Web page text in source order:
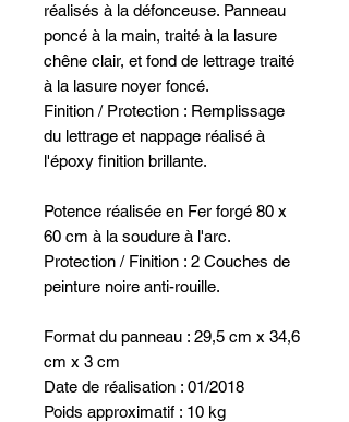
réalisés à la défonceuse. Panneau
poncé à la main, traité à la lasure
chêne clair, et fond de lettrage traité
à la lasure noyer foncé.
Finition / Protection : Remplissage
du lettrage et nappage réalisé à
l'époxy finition brillante.
Potence réalisée en Fer forgé 80 x
60 cm à la soudure à l'arc.
Protection / Finition : 2 Couches de
peinture noire anti-rouille.
Format du panneau : 29,5 cm x 34,6
cm x 3 cm
Date de réalisation : 01/2018
Poids approximatif : 10 kg